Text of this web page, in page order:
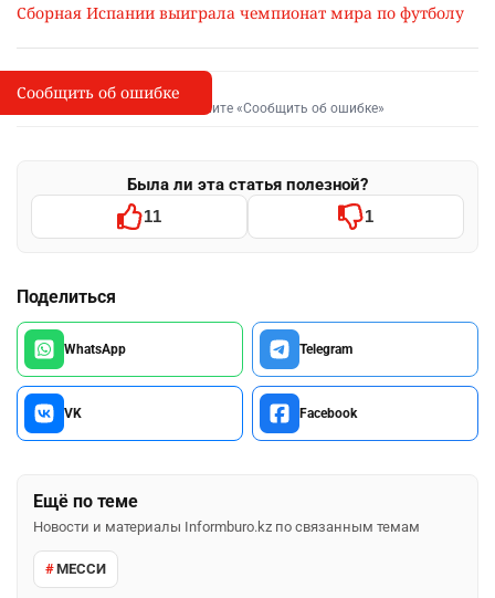
Сборная Испании выиграла чемпионат мира по футболу
I
Сообщить об опечатке
Выделите фрагмент и нажмите «Сообщить об ошибке»
Была ли эта статья полезной?
11 1
Поделиться
WhatsApp Telegram
VK Facebook
Ещё по теме
Новости и материалы Informburo.kz по связанным темам
МЕССИ
Сообщить об ошибке